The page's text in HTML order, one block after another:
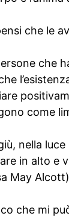
che le
che
come
nella
in alto e
May Alcott)
che mi